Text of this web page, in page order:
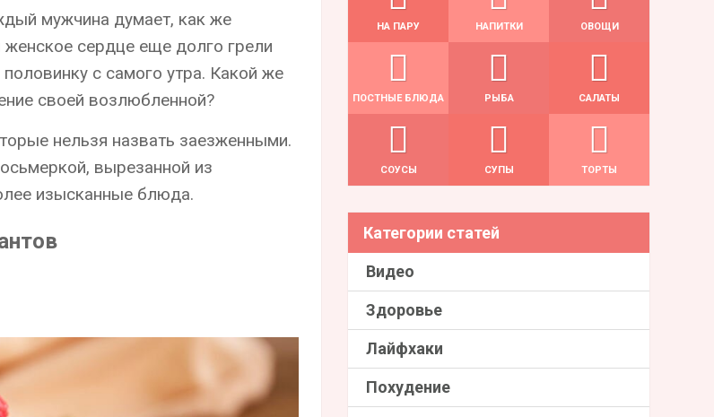
мужчина думает, как же
сердце еще долго грели
с самого утра. Какой же
своей возлюбленной?
нельзя назвать заезженными.
вырезанной из
изысканные блюда.
НА ПАРУ НАПИТКИ ОВОЩИ
ПОСТНЫЕ БЛЮДА РЫБА САЛАТЫ
СОУСЫ СУПЫ ТОРТЫ
Категории статей
Видео
Здоровье
Лайфхаки
Похудение